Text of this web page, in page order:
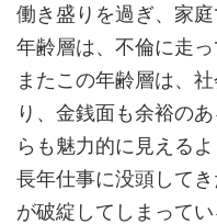
働き盛りを過ぎ、家
年齢層は、不倫に走
またこの年齢層は、
り、金銭面も余裕の
らも魅力的に見えるよ
長年仕事に没頭して
が破綻してしまって